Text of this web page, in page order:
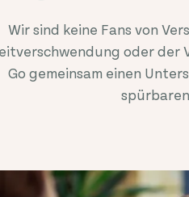
Wir sind keine Fans von
oder der
Go gemeinsam einen